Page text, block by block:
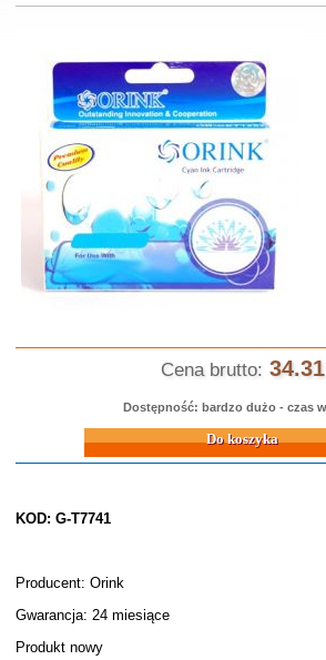
Cena brutto: 34.31
Dostępność: bardzo dużo - czas
Do koszyka
KOD: G-T7741
Producent: Orink
Gwarancja: 24 miesiące
Produkt nowy